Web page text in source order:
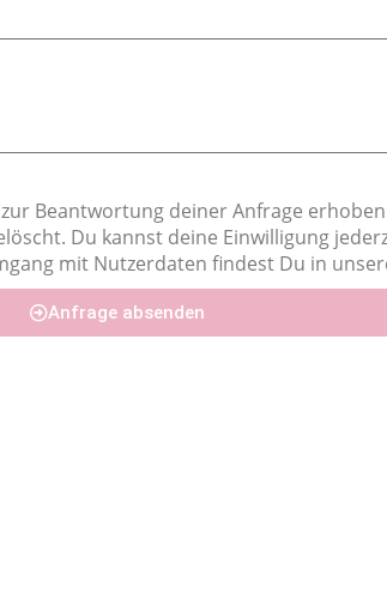
Beantwortung deiner Anfrage
Du kannst deine Einwilligung
mit Nutzerdaten findest Du in
Anfrage absenden